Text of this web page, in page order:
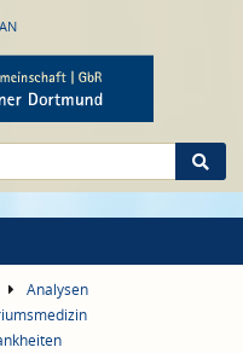
Analysen